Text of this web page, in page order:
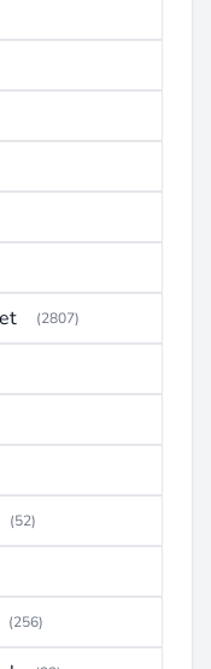
(2807)
(52)
(256)